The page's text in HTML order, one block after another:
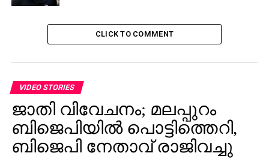
CLICK TO COMMENT
VIDEO STORIES
ജാതി വിവേചനം; മലപ്പുറം
ബിജെപിയില്‍ പൊട്ടിത്തെറി,
ബിജെപി നേതാവ് രാജിവച്ചു